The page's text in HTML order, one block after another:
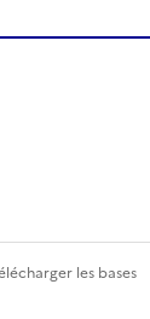
les bases